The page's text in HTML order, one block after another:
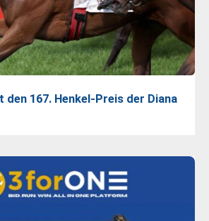
den 167. Henkel-Preis der Diana